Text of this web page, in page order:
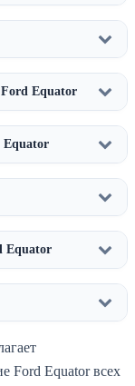
Equator
Equator
Equator
Ford Equator всех